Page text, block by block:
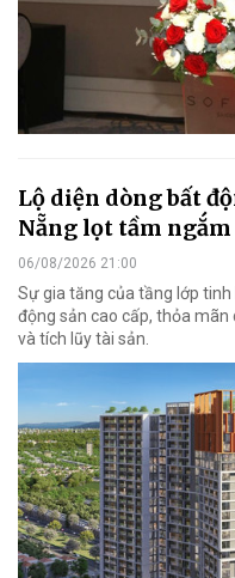
Lộ diện dòng bất
Nẵng lọt tầm
06/08/2026 21:00
Sự gia tăng của tầng lớp
động sản cao cấp, thỏa mãn
và tích lũy tài sản.